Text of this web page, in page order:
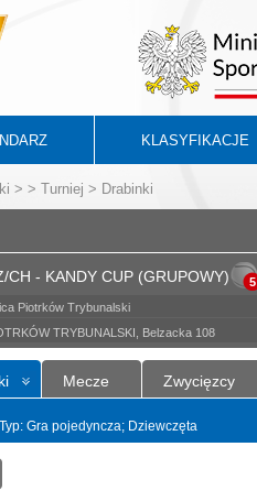
KLASYFIKACJE
> > Turniej > Drabinki
CH - KANDY CUP (GRUPOWY) 5
Piotrków Trybunalski
TRYBUNALSKI, Belzacka 108
Mecze Zwycięzcy
Gra pojedyncza; Dziewczęta